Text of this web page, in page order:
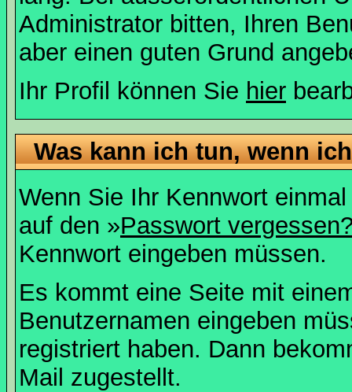
Administrator bitten, Ihren
aber einen guten Grund
Ihr Profil können Sie hier
Was kann ich tun, wenn
Wenn Sie Ihr Kennwort
auf den »Passwort
Kennwort eingeben müssen.
Es kommt eine Seite mit
Benutzernamen eingeben
registriert haben. Dann
Mail zugestellt.